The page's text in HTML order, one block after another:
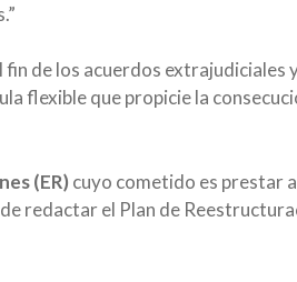
de los acuerdos extrajudiciales
flexible que propicie la
(ER) cuyo cometido es prestar
redactar el Plan de